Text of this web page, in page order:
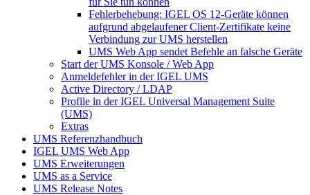
Fehlerbehebung: IGEL OS 12-Geräte können
aufgrund abgelaufener Client-Zertifikate keine
Verbindung zur UMS herstellen
UMS Web App sendet Befehle an falsche Geräte
Start der UMS Konsole / Web App
Anmeldefehler in der IGEL UMS
Active Directory / LDAP
Profile in der IGEL Universal Management Suite
(UMS)
Extras
UMS Referenzhandbuch
IGEL UMS Web App
UMS Erweiterungen
UMS as a Service
UMS Release Notes